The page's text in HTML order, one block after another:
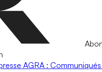
AGRA :